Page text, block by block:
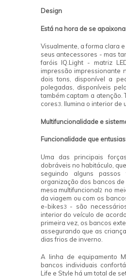
Design
Está na hora de se
Visualmente, a forma clara
seus antecessores - mas
faróis IQ.Light - matriz
impressão impressionante
dois tons, disponível a
polegadas, disponíveis
também captam a atenção.
cores3 . Ilumina o interior
Multifuncionalidade e
Funcionalidade que
Uma das principais
dobráveis no habitáculo,
seguindo alguns
organização dos bancos
mesa multifuncional2 no
da viagem ou com os
e-bikes3 - são
interior do veículo de
primeira vez, os bancos
assegurando que as
dias frios de inverno.
A linha de equipamento
bancos individuais
Life e Style há um total de